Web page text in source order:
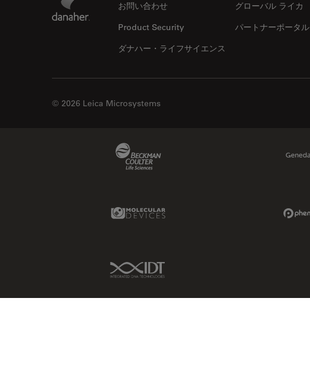
お問い合わせ
グローバル ライカ
Product Security
パートナーポータル
ダナハー・ライフサイエンス
© 2026 Leica Microsystems
Molecular Devices Link
IDT Link